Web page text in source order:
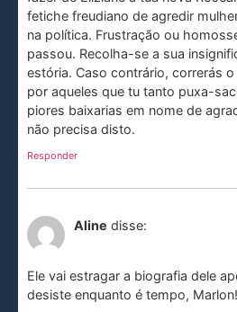
fetiche freudiano de agredir
na política. Frustração ou
passou. Recolha-se a sua
estória. Caso contrário, correrás
por aqueles que tu tanto puxa-
piores baixarias em nome de
não precisa disto.
Responder
Aline disse:
Ele vai estragar a biografia dele
desiste enquanto é tempo, Marlon!